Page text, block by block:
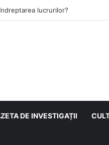
cu CS Afumați
DE INVESTIGAȚII